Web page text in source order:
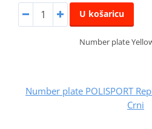
U košaricu
Number plate
Number plate POLISPORT
Crni